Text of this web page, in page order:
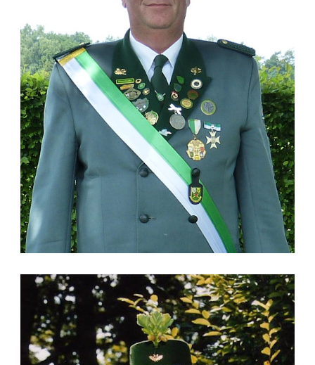
ZUG III